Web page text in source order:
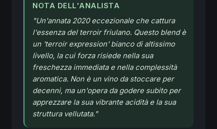
NOTA DELL'ANALISTA
"Un'annata 2020 eccezionale che cattura
l'essenza del terroir friulano. Questo blend è
un 'terroir expression' bianco di altissimo
livello, la cui forza risiede nella sua
freschezza immediata e nella complessità
aromatica. Non è un vino da stoccare per
decenni, ma un'opera da godere subito per
apprezzare la sua vibrante acidità e la sua
struttura vellutata."